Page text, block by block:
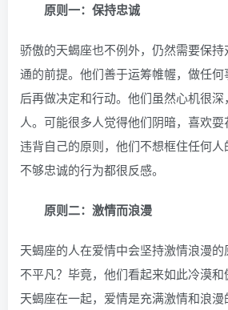
原则一：保持忠诚
骄傲的天蝎座也不例外，仍然需要保
通的前提。他们善于运筹帷幄，做任
后再做决定和行动。他们虽然心机很
人。可能很多人觉得他们阴暗，喜欢
违背自己的原则，他们不想框住任何
不够忠诚的行为都很反感。
原则二：激情而浪漫
天蝎座的人在爱情中会坚持激情浪漫
不平凡？毕竟，他们看起来如此冷漠
天蝎座在一起，爱情是充满激情和浪